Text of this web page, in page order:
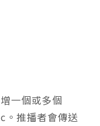
一個或多個
推播者會傳送